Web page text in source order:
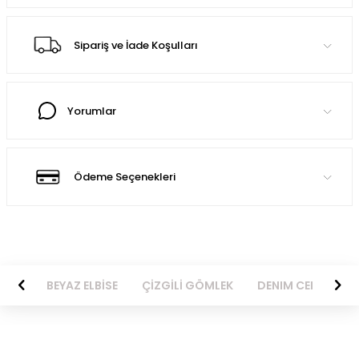
Sipariş ve İade Koşulları
Yorumlar
Ödeme Seçenekleri
BEYAZ ELBİSE ÇİZGİLİ GÖMLEK DENIM CEKET